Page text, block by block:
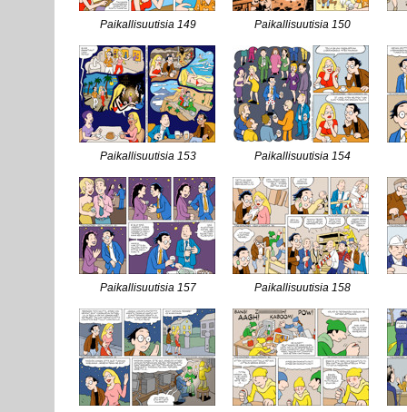
Paikallisuutisia 149 Paikallisuutisia 150
Paikallisuutisia 153 Paikallisuutisia 154
Paikallisuutisia 157 Paikallisuutisia 158